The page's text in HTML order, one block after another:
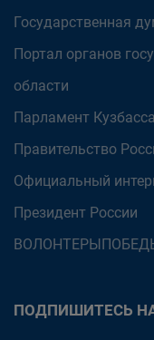
Государственная
Портал органов
области
Парламент Кузбасса
Правительство
Официальный
Президент России
ПОДПИШИТЕСЬ